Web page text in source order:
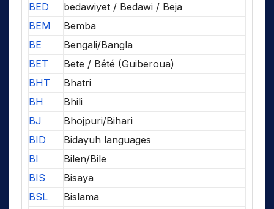
BED
bedawiyet / Bedawi / Beja
BEM
Bemba
BE
Bengali/Bangla
BET
Bete / Bété (Guiberoua)
BHT
Bhatri
BH
Bhili
BJ
Bhojpuri/Bihari
BID
Bidayuh languages
BI
Bilen/Bile
BIS
Bisaya
BSL
Bislama